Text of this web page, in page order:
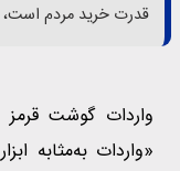
قدرت خرید مردم است،
واردات گوشت قرمز